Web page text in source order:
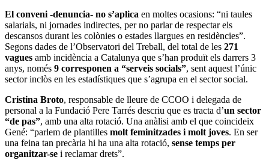
El conveni -denuncia- no s’aplica en moltes ocasions: “ni taules
salarials, ni jornades indirectes, per no parlar de respectar els
descansos durant les colònies o estades llargues en residències”.
Segons dades de l’Observatori del Treball, del total de les 271
vagues amb incidència a Catalunya que s’han produït els darrers 3
anys, només 9 corresponen a “serveis socials”, sent aquest l’únic
sector inclòs en les estadístiques que s’agrupa en el sector social.
Cristina Broto, responsable de lleure de CCOO i delegada de
personal a la Fundació Pere Tarrés descriu que es tracta d’un sector
“de pas”, amb una alta rotació. Una anàlisi amb el que coincideix
Gené: “parlem de plantilles molt feminitzades i molt joves. En ser
una feina tan precària hi ha una alta rotació, sense temps per
organitzar-se i reclamar drets”.